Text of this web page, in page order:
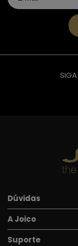
Dúvidas
A Joico
Suporte